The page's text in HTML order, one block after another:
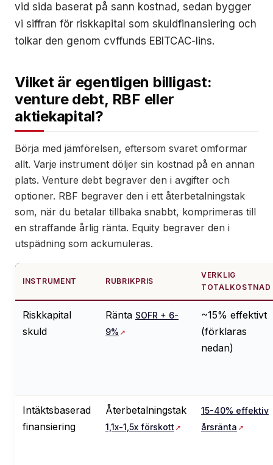
vid sida baserat på sann kostnad, sedan bygger
vi siffran för riskkapital som skuldfinansiering och
tolkar den genom cvffunds EBITCAC-lins.
Vilket är egentligen billigast:
venture debt, RBF eller
aktiekapital?
Börja med jämförelsen, eftersom svaret omformar
allt. Varje instrument döljer sin kostnad på en annan
plats. Venture debt begraver den i avgifter och
optioner. RBF begraver den i ett återbetalningstak
som, när du betalar tillbaka snabbt, komprimeras till
en straffande årlig ränta. Equity begraver den i
utspädning som ackumuleras.
INSTRUMENT RUBRIKPRIS
VERKLIG
TOTALKOSTNAD
Riskkapital
skuld
Ränta SOFR + 6-
9%
~15% effektivt
(förklaras
nedan)
Intäktsbaserad
finansiering
Återbetalningstak
1,1x-1,5x förskott
15-40% effektiv
årsränta